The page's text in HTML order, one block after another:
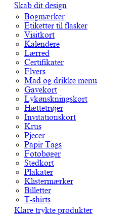
Skab dit design
Bogmærker
Etiketter til flasker
Visitkort
Kalendere
Lærred
Certifikater
Flyers
Mad og drikke menu
Gavekort
Lykønskningskort
Hættetrøjer
Invitationskort
Krus
Pjecer
Papir Tags
Fotobøger
Stedkort
Plakater
Klistermærker
Billetter
T-shirts
Klare trykte produkter